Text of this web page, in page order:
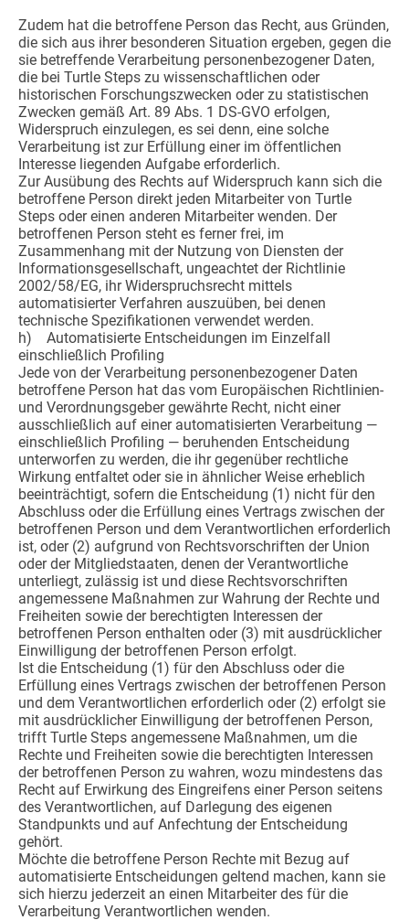
Zudem hat die betroffene Person das Recht, aus Gründen,
die sich aus ihrer besonderen Situation ergeben, gegen die
sie betreffende Verarbeitung personenbezogener Daten,
die bei Turtle Steps zu wissenschaftlichen oder
historischen Forschungszwecken oder zu statistischen
Zwecken gemäß Art. 89 Abs. 1 DS-GVO erfolgen,
Widerspruch einzulegen, es sei denn, eine solche
Verarbeitung ist zur Erfüllung einer im öffentlichen
Interesse liegenden Aufgabe erforderlich.
Zur Ausübung des Rechts auf Widerspruch kann sich die
betroffene Person direkt jeden Mitarbeiter von Turtle
Steps oder einen anderen Mitarbeiter wenden. Der
betroffenen Person steht es ferner frei, im
Zusammenhang mit der Nutzung von Diensten der
Informationsgesellschaft, ungeachtet der Richtlinie
2002/58/EG, ihr Widerspruchsrecht mittels
automatisierter Verfahren auszuüben, bei denen
technische Spezifikationen verwendet werden.
h) Automatisierte Entscheidungen im Einzelfall
einschließlich Profiling
Jede von der Verarbeitung personenbezogener Daten
betroffene Person hat das vom Europäischen Richtlinien-
und Verordnungsgeber gewährte Recht, nicht einer
ausschließlich auf einer automatisierten Verarbeitung —
einschließlich Profiling — beruhenden Entscheidung
unterworfen zu werden, die ihr gegenüber rechtliche
Wirkung entfaltet oder sie in ähnlicher Weise erheblich
beeinträchtigt, sofern die Entscheidung (1) nicht für den
Abschluss oder die Erfüllung eines Vertrags zwischen der
betroffenen Person und dem Verantwortlichen erforderlich
ist, oder (2) aufgrund von Rechtsvorschriften der Union
oder der Mitgliedstaaten, denen der Verantwortliche
unterliegt, zulässig ist und diese Rechtsvorschriften
angemessene Maßnahmen zur Wahrung der Rechte und
Freiheiten sowie der berechtigten Interessen der
betroffenen Person enthalten oder (3) mit ausdrücklicher
Einwilligung der betroffenen Person erfolgt.
Ist die Entscheidung (1) für den Abschluss oder die
Erfüllung eines Vertrags zwischen der betroffenen Person
und dem Verantwortlichen erforderlich oder (2) erfolgt sie
mit ausdrücklicher Einwilligung der betroffenen Person,
trifft Turtle Steps angemessene Maßnahmen, um die
Rechte und Freiheiten sowie die berechtigten Interessen
der betroffenen Person zu wahren, wozu mindestens das
Recht auf Erwirkung des Eingreifens einer Person seitens
des Verantwortlichen, auf Darlegung des eigenen
Standpunkts und auf Anfechtung der Entscheidung
gehört.
Möchte die betroffene Person Rechte mit Bezug auf
automatisierte Entscheidungen geltend machen, kann sie
sich hierzu jederzeit an einen Mitarbeiter des für die
Verarbeitung Verantwortlichen wenden.